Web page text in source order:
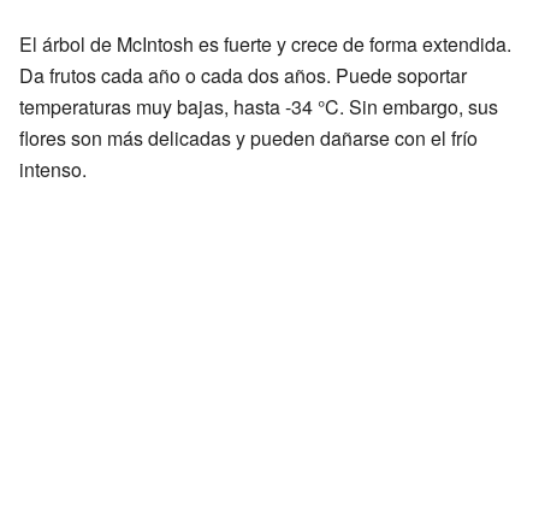
El árbol de McIntosh es fuerte y crece de forma extendida.
Da frutos cada año o cada dos años. Puede soportar
temperaturas muy bajas, hasta -34 °C. Sin embargo, sus
flores son más delicadas y pueden dañarse con el frío
intenso.